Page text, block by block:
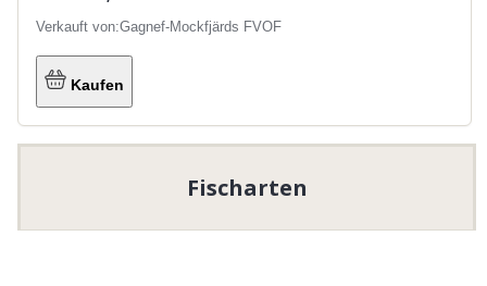
Verkauft von:Gagnef-Mockfjärds FVOF
Kaufen
Fischarten